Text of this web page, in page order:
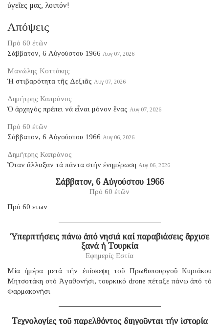
ὑγεῖες μας, λοιπόν!
Απόψεις
Πρό 60 ἐτῶν
Σάββατον, 6 Αὐγούστου 1966 Αυγ 07, 2026
Μανώλης Κοττάκης
Ἡ στιβαρότητα τῆς Δεξιᾶς Αυγ 07, 2026
Δημήτρης Καπράνος
Ὁ ἀρχηγός πρέπει νά εἶναι μόνον ἕνας Αυγ 07, 2026
Πρό 60 ἐτῶν
Σάββατον, 6 Αὐγούστου 1966 Αυγ 06, 2026
Δημήτρης Καπράνος
Ὅταν ἄλλαξαν τά πάντα στήν ἐνημέρωση Αυγ 06, 2026
Σάββατον, 6 Αὐγούστου 1966
Πρό 60 ἐτῶν
Πρό 60 ετων
Ὑπερπτήσεις πάνω ἀπό νησιά καί παραβιάσεις ἄρχισε
ξανά ἡ Τουρκία
Εφημερίς Εστία
Μία ἡμέρα μετά τήν ἐπίσκεψη τοῦ Πρωθυπουργοῦ Κυριάκου
Μητσοτάκη στό Ἀγαθονήσι, τουρκικό drone πέταξε πάνω ἀπό τό
Φαρμακονήσι
Τεχνολογίες τοῦ παρελθόντος διηγοῦνται τήν ἱστορία